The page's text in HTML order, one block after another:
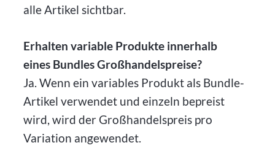
alle Artikel sichtbar.
Erhalten variable Produkte innerhalb
eines Bundles Großhandelspreise?
Ja. Wenn ein variables Produkt als Bundle-
Artikel verwendet und einzeln bepreist
wird, wird der Großhandelspreis pro
Variation angewendet.